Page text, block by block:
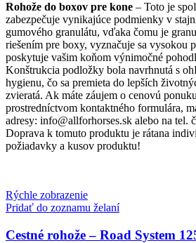
Rohože do boxov pre kone – Toto je
zabezpečuje vynikajúce podmienky v
gumového granulátu, vďaka čomu je
riešením pre boxy, vyznačuje sa vysokou
poskytuje vašim koňom výnimočné
Konštrukcia podložky bola navrhnutá s
hygienu, čo sa premieta do lepších
zvieratá. Ak máte záujem o cenovú
prostredníctvom kontaktného formulára,
adresy: info@allforhorses.sk alebo na tel.
Doprava k tomuto produktu je rátana
požiadavky a kusov produktu!
Rýchle zobrazenie
Pridať do zoznamu želaní
Cestné rohože – Road System